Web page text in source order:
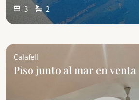
3 2
Calafell
Piso junto al mar en venta